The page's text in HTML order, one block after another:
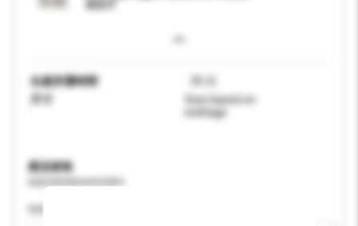
3CCT
生產所需時間
Size based on
wattage
產品規格